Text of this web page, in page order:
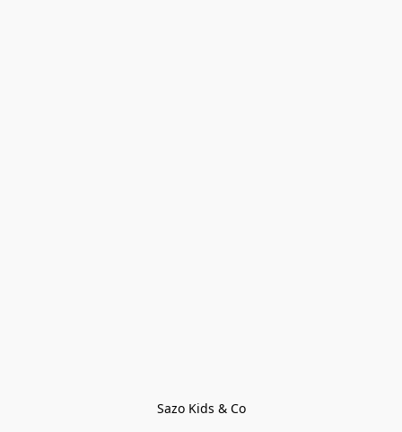
Sazo Kids & Co